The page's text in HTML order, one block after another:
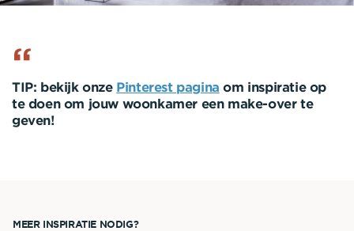
TIP: bekijk onze Pinterest pagina om inspiratie op
te doen om jouw woonkamer een make-over te
geven!
MEER INSPIRATIE NODIG?